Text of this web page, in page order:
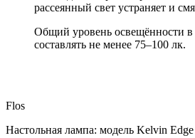
рассеянный свет устраняет и
Общий уровень освещённости в
составлять не менее 75–100 лк.
Flos
Настольная лампа: модель Kelvin